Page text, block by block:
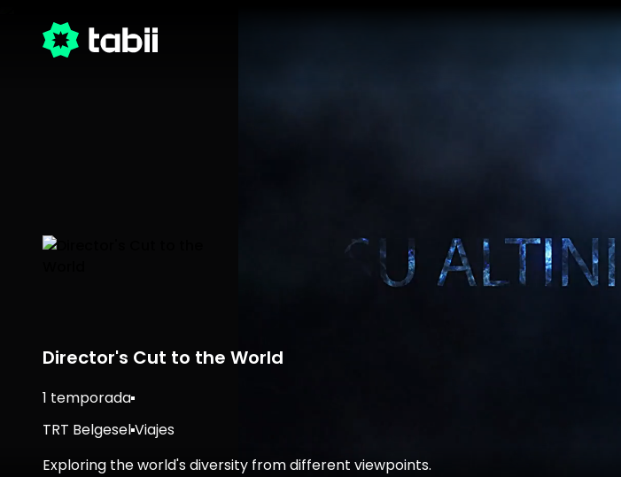
Director's Cut to the World
1 temporada
TRT BelgeselViajes
Exploring the world's diversity from different viewpoints.